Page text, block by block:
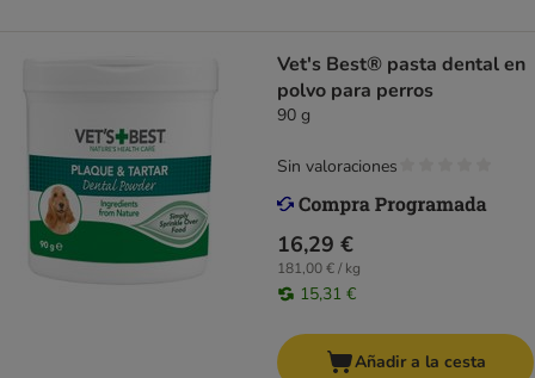
Vet's Best® pasta dental en
polvo para perros
90 g
16,29 €
181,00 € / kg
15,31 €
Sin valoraciones
Añadir a la cesta